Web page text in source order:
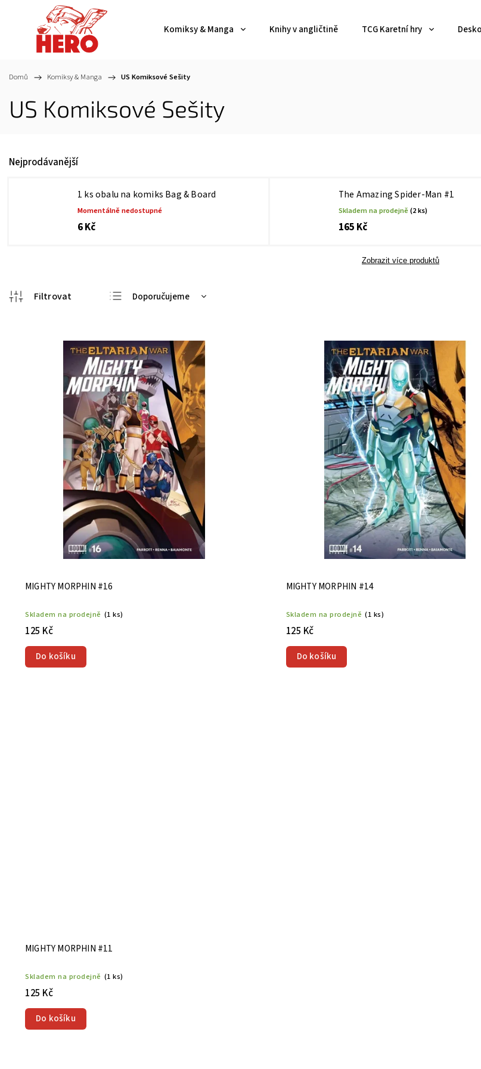
Komiksy & Manga Knihy v angličtině TCG Karetní hry
Domů / Komiksy & Manga / US Komiksové Sešity
US Komiksové Sešity
Nejprodávanější
1 ks obalu na komiks Bag & Board
Momentálně nedostupné
6 Kč
The Amazing Spider-Man #1
Skladem na prodejně(2 ks)
165 Kč
Zobrazit více produktů
Doporučujeme
Nejprodávanější
Abecedně
MIGHTY MORPHIN #16
Skladem na prodejně (1 ks)
125 Kč
Do košíku
MIGHTY MORPHIN #14
Skladem na prodejně (1 ks)
125 Kč
Do košíku
MIGHTY MORPHIN #11
Skladem na prodejně (1 ks)
125 Kč
Do košíku